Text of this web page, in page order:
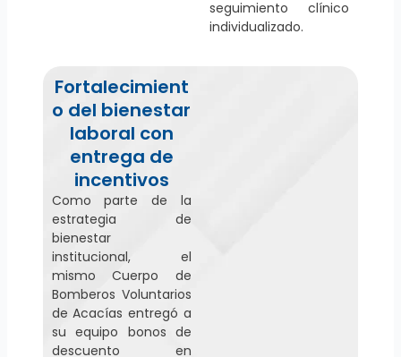
seguimiento clínico
individualizado.
Fortalecimient
o del bienestar
laboral con
entrega de
incentivos
Como parte de la
estrategia de
bienestar
institucional, el
mismo Cuerpo de
Bomberos Voluntarios
de Acacías entregó a
su equipo bonos de
descuento en